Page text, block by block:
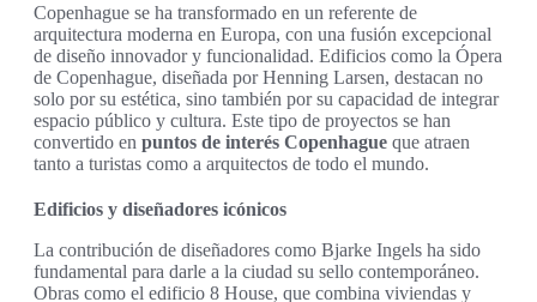
Copenhague se ha transformado en un referente de
arquitectura moderna en Europa, con una fusión excepcional
de diseño innovador y funcionalidad. Edificios como la Ópera
de Copenhague, diseñada por Henning Larsen, destacan no
solo por su estética, sino también por su capacidad de integrar
espacio público y cultura. Este tipo de proyectos se han
convertido en puntos de interés Copenhague que atraen
tanto a turistas como a arquitectos de todo el mundo.
Edificios y diseñadores icónicos
La contribución de diseñadores como Bjarke Ingels ha sido
fundamental para darle a la ciudad su sello contemporáneo.
Obras como el edificio 8 House, que combina viviendas y